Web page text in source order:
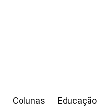
Colunas Educação